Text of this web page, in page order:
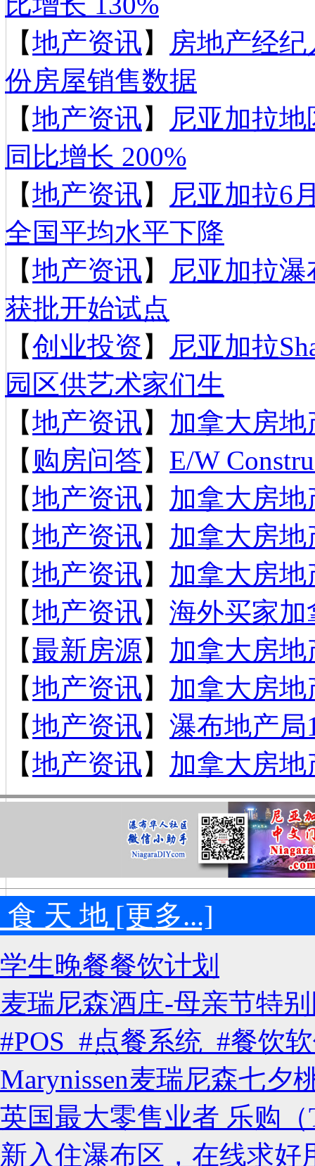
【地产资讯】
房地产经
份房屋销售数据
【地产资讯】
尼亚加拉
同比增长 200%
【地产资讯】
尼亚加拉6
全国平均水平下降
【地产资讯】
尼亚加拉
获批开始试点
【创业投资 】
尼亚加拉
园区供艺术家们生
【地产资讯】 加拿大房地
【 购房问答】 E/W
【地产资讯】 加拿大房地
【地产资讯】 加拿大房地
【地产资讯】 加拿大房地
【地产资讯】 海外买家
【最新房源】 加拿大房地
【地产资讯】 加拿大房地
【地产资讯】 瀑布地产局
【地产资讯】 加拿大房地
食 天 地 [更多...]
学生晚餐餐饮计划
麦瑞尼森酒庄-母亲节特
#POS #点餐系统 #餐饮
Marynissen麦瑞尼森七夕
英国最大零售业者 乐购（
新入住瀑布区，在线求好